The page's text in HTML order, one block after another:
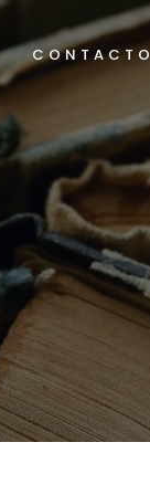
CONTACTO